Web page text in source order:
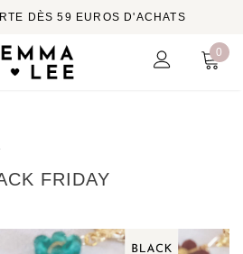
DÈS 59 EUROS D'ACHATS
0
FRIDAY